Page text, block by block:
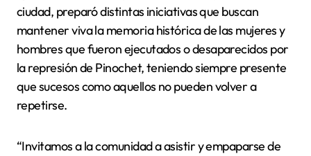
ciudad, preparó distintas iniciativas que buscan
mantener viva la memoria histórica de las mujeres y
hombres que fueron ejecutados o desaparecidos por
la represión de Pinochet, teniendo siempre presente
que sucesos como aquellos no pueden volver a
repetirse.
“Invitamos a la comunidad a asistir y empaparse de